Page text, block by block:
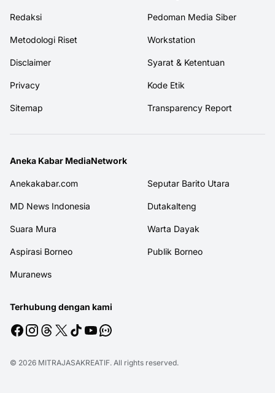
Redaksi Pedoman Media Siber
Metodologi Riset Workstation
Disclaimer Syarat & Ketentuan
Privacy Kode Etik
Sitemap Transparency Report
Aneka Kabar MediaNetwork
Anekakabar.com Seputar Barito Utara
MD News Indonesia Dutakalteng
Suara Mura Warta Dayak
Aspirasi Borneo Publik Borneo
Muranews
Terhubung dengan kami
© 2026 MITRAJASAKREATIF. All rights reserved.